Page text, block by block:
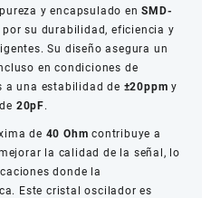
y encapsulado enSMD-
su durabilidad, eficiencia y
Su diseño asegura un
en condiciones de
a una estabilidad de ±20ppm y
20pF.
de 40 Ohm contribuye a
la calidad de la señal, lo
donde la
Este cristal oscilador es